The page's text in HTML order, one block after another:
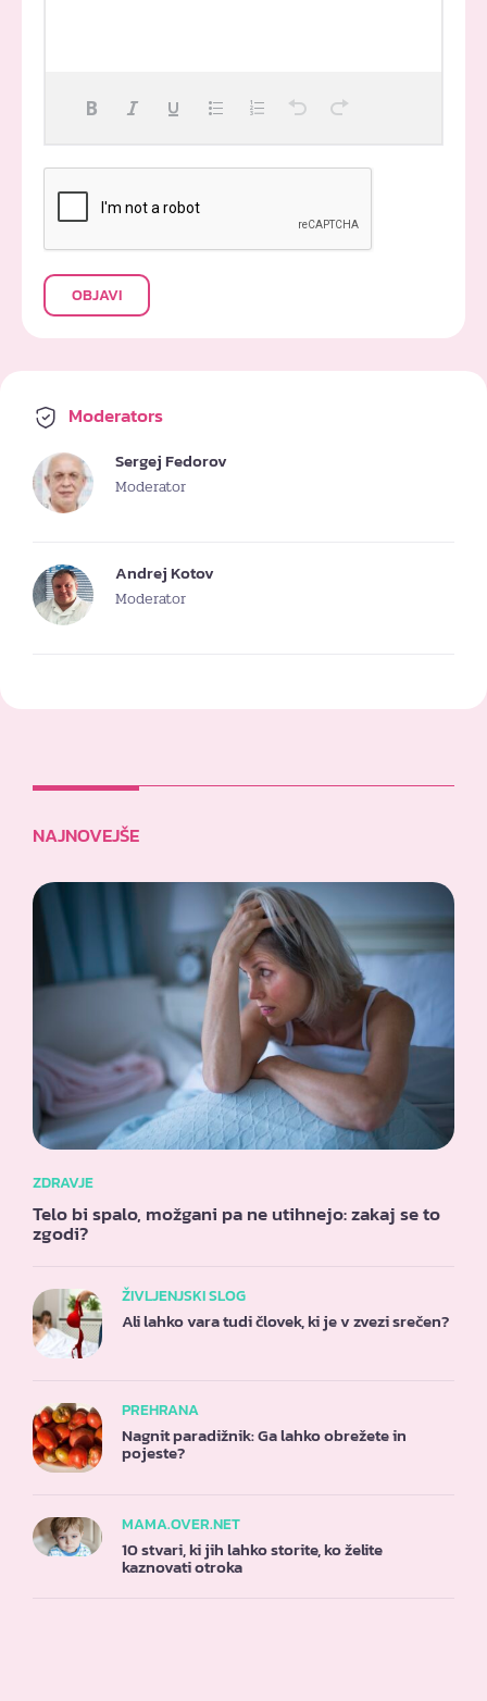
OBJAVI
Moderators
Sergej Fedorov
Moderator
Andrej Kotov
Moderator
NAJNOVEJŠE
ZDRAVJE
Telo bi spalo, možgani pa ne utihnejo: zakaj se to
zgodi?
ŽIVLJENJSKI SLOG
Ali lahko vara tudi človek, ki je v zvezi srečen?
PREHRANA
Nagnit paradižnik: Ga lahko obrežete in
pojeste?
MAMA.OVER.NET
10 stvari, ki jih lahko storite, ko želite
kaznovati otroka